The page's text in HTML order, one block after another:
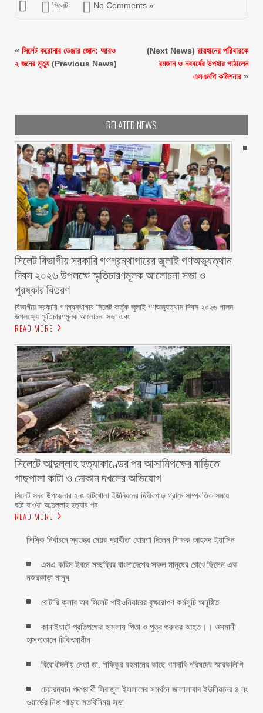
সিলেট No Comments »
« সিলেট করোনার ডেঞ্জার জোন: আরও
২ জনের মৃত্যু(Previous News)
(Next News) রায়হানের পরিবারকে
রমজান ও নববর্ষের উপহার পাঠালেন
এসএমপি কমিশনার»
RELATED NEWS
সিলেট বিভাগীয় সরকারি গণগ্রন্থাগারের জুলাই গণঅভ্যুত্থান
দিবস ২০২৬ উপলক্ষে স্মৃতিচারণমূলক আলোচনা সভা ও
পুরষ্কার বিতরণ ‎ ‎
বিভাগীয় সরকারি গণগ্রন্থাগার সিলেট কর্তৃক জুলাই গণঅভ্যুত্থান দিবস ২০২৬ পালন
উপলক্ষ্যে স্মৃতিচারণমূলক আলোচনা সভা এবং
READ MORE
সিলেটে আব্দুল্লাহ হত্যাকাণ্ডের পর আসামিপক্ষের বাড়িতে
গাছপালা কাটা ও দোকান দখলের অভিযোগ
সিলেট সদর উপজেলার ২নং হাটখোলা ইউনিয়নের দিঘীরপাড় গ্রামে সাম্প্রতিক সময়ে
ঘটে যাওয়া আব্দুল্লাহ হত্যার পর
READ MORE
সিসিক নির্বাচনে স্বতন্ত্র মেয়র প্রার্থীতা ঘোষণা দিলেন শিক্ষক আহমদ ইয়াসিন
এমএ করিম ইবনে মচ্ছব্বির বাংলাদেশের সকল মানুষের চোখে ছিলেন এক
নজরকাড়া মানুষ ‎
রোটারি ক্লাব অব সিলেট পাইওনিয়ারের বৃক্ষরোপণ কর্মসূচি অনুষ্ঠিত
কানাইঘাটে প্রতিপক্ষের হামলায় পিতা ও পুত্র গুরুতর আহত।। ওসমানী
হাসপাতালে চিকিৎসাধীন
বিরোধীদলীয় নেতা ডা. শফিকুর রহমানের কাছে গণদাবি পরিষদের স্মারকলিপি ‎
চেয়ারম্যান পদপ্রার্থী সিরাজুল ইসলামের সমর্থনে জালালাবাদ ইউনিয়নের ৪ নং
ওয়ার্ডের নিজ পাড়ায় মতবিনিময় সভা